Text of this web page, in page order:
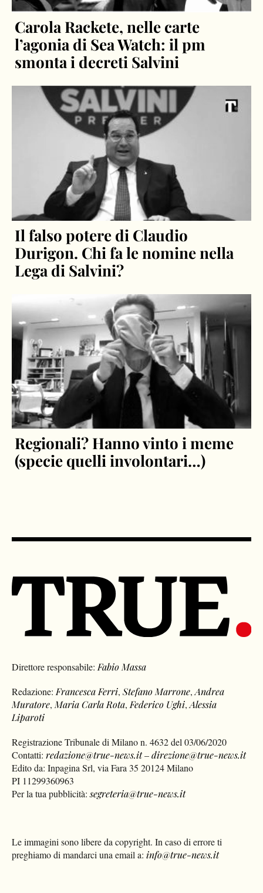
Carola Rackete, nelle carte
l’agonia di Sea Watch: il pm
smonta i decreti Salvini
Il falso potere di Claudio
Durigon. Chi fa le nomine nella
Lega di Salvini?
Regionali? Hanno vinto i meme
(specie quelli involontari…)
Direttore responsabile: Fabio Massa
Redazione: Francesca Ferri,Stefano Marrone,Andrea
Muratore, Maria Carla Rota, Federico Ughi,Alessia
Liparoti
Registrazione Tribunale di Milano n. 4632 del 03/06/2020
Contatti:redazione@true-news.it–direzione@true-news.it
Edito da: Inpagina Srl, via Fara 35 20124 Milano
PI 11299360963
Per la tua pubblicità:segreteria@true-news.it
Le immagini sono libere da copyright. In caso di errore ti
preghiamo di mandarci una email a: info@true-news.it